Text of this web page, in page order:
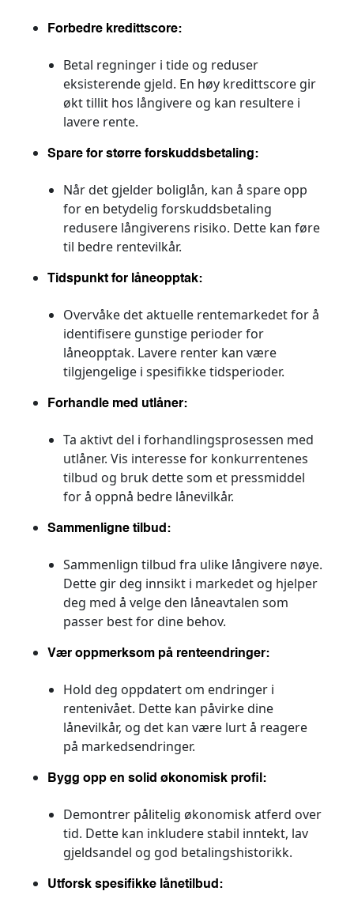
Forbedre kredittscore:
Betal regninger i tide og reduser
eksisterende gjeld. En høy kredittscore gir
økt tillit hos långivere og kan resultere i
lavere rente.
Spare for større forskuddsbetaling:
Når det gjelder boliglån, kan å spare opp
for en betydelig forskuddsbetaling
redusere långiverens risiko. Dette kan føre
til bedre rentevilkår.
Tidspunkt for låneopptak:
Overvåke det aktuelle rentemarkedet for å
identifisere gunstige perioder for
låneopptak. Lavere renter kan være
tilgjengelige i spesifikke tidsperioder.
Forhandle med utlåner:
Ta aktivt del i forhandlingsprosessen med
utlåner. Vis interesse for konkurrentenes
tilbud og bruk dette som et pressmiddel
for å oppnå bedre lånevilkår.
Sammenligne tilbud:
Sammenlign tilbud fra ulike långivere nøye.
Dette gir deg innsikt i markedet og hjelper
deg med å velge den låneavtalen som
passer best for dine behov.
Vær oppmerksom på renteendringer:
Hold deg oppdatert om endringer i
rentenivået. Dette kan påvirke dine
lånevilkår, og det kan være lurt å reagere
på markedsendringer.
Bygg opp en solid økonomisk profil:
Demontrer pålitelig økonomisk atferd over
tid. Dette kan inkludere stabil inntekt, lav
gjeldsandel og god betalingshistorikk.
Utforsk spesifikke lånetilbud: